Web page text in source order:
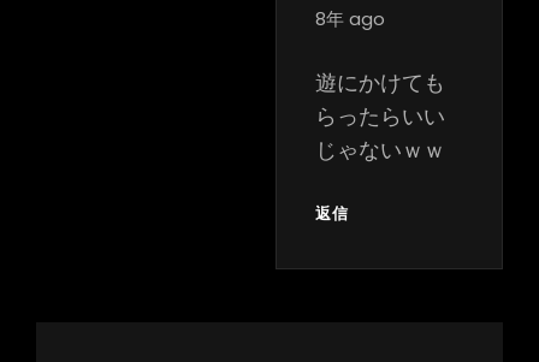
says:
8年 ago
遊にかけても
らったらいい
じゃないｗｗ
返信